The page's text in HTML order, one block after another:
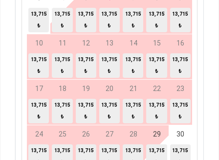
13,715
₺
13,715
₺
13,715
₺
13,715
₺
13,715
₺
13,715
₺
13,715
₺
10
13,715
₺
11
13,715
₺
12
13,715
₺
13
13,715
₺
14
13,715
₺
15
13,715
₺
16
13,715
₺
17
13,715
₺
18
13,715
₺
19
13,715
₺
20
13,715
₺
21
13,715
₺
22
13,715
₺
23
13,715
₺
24
13,715
25
13,715
26
13,715
27
13,715
28
13,715
29
13,715
30
13,715